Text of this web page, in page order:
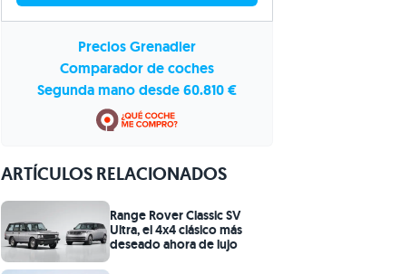
Precios Grenadier
Comparador de coches
Segunda mano desde 60.810 €
ARTÍCULOS RELACIONADOS
Range Rover Classic SV
Ultra, el 4x4 clásico más
deseado ahora de lujo